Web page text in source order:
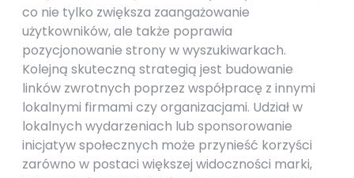
co nie tylko zwiększa zaangażowanie
użytkowników, ale także poprawia
pozycjonowanie strony w wyszukiwarkach.
Kolejną skuteczną strategią jest budowanie
linków zwrotnych poprzez współpracę z innymi
lokalnymi firmami czy organizacjami. Udział w
lokalnych wydarzeniach lub sponsorowanie
inicjatyw społecznych może przynieść korzyści
zarówno w postaci większej widoczności marki,